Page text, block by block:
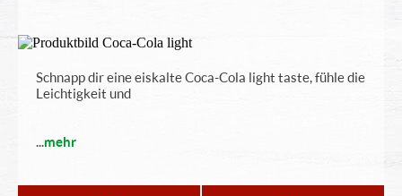
Schnapp dir eine eiskalte Coca-Cola light taste, fühle die
Leichtigkeit und
...mehr